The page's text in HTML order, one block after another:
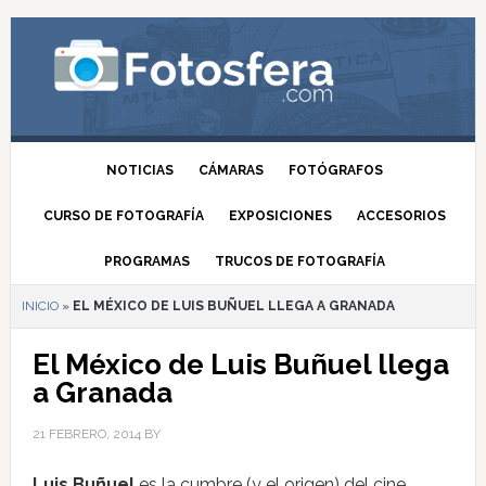
NOTICIAS CÁMARAS FOTÓGRAFOS
CURSO DE FOTOGRAFÍA EXPOSICIONES ACCESORIOS
PROGRAMAS TRUCOS DE FOTOGRAFÍA
INICIO» EL MÉXICO DE LUIS BUÑUEL LLEGA A GRANADA
El México de Luis Buñuel llega
a Granada
21 FEBRERO, 2014BY